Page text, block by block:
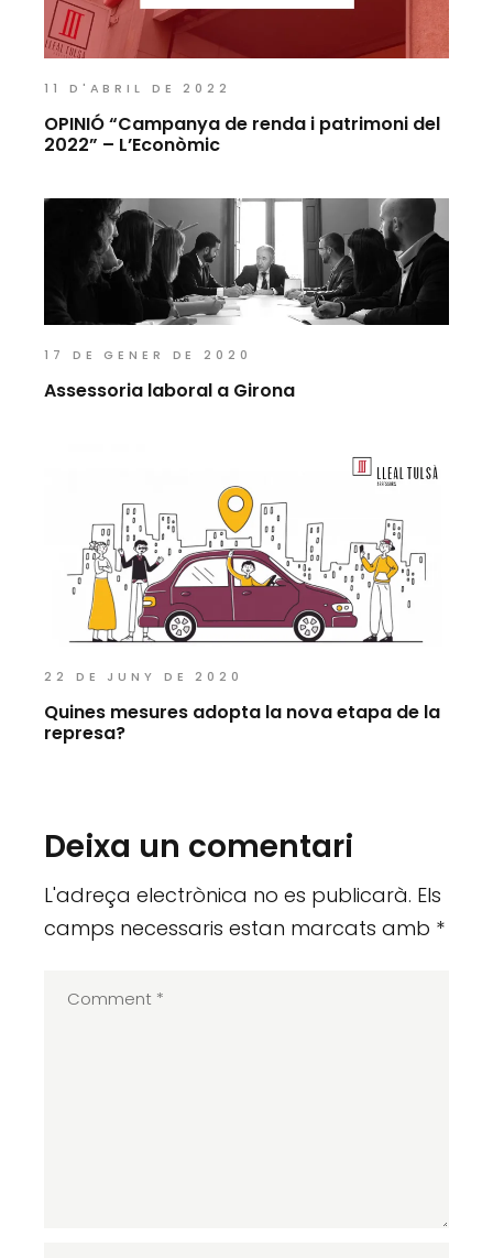
11 D'ABRIL DE 2022
OPINIÓ “Campanya de renda i patrimoni del
2022” – L’Econòmic
17 DE GENER DE 2020
Assessoria laboral a Girona
22 DE JUNY DE 2020
Quines mesures adopta la nova etapa de la
represa?
Deixa un comentari
L'adreça electrònica no es publicarà. Els
camps necessaris estan marcats amb *